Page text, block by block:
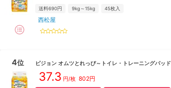
送料690円 9kg～15kg 45枚入
西松屋
4位 ピジョン オムツとれっぴ～トイレ・トレーニングパッド
37.3 円/枚 802円